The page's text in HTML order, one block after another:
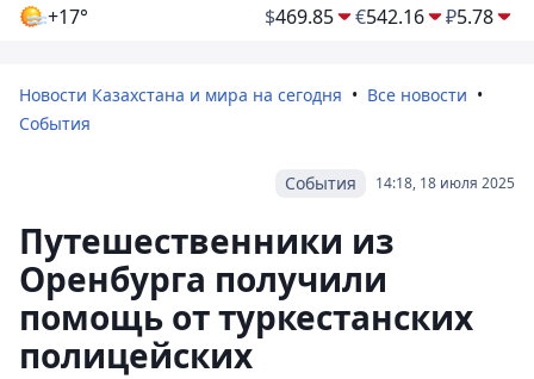
+17° $469.85 €542.16 ₽5.78
Новости Казахстана и мира на сегодня
Все новости
События
14:18, 18 июля 2025
События
Путешественники из
Оренбурга получили
помощь от туркестанских
полицейских